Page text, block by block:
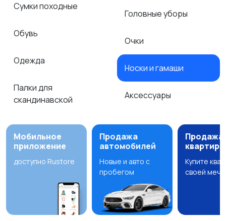
Сумки походные
Обувь
Одежда
Палки для
скандинавской
Головные уборы
Очки
Носки и гамаши
Аксессуары
Мобильное
приложение
доступно Rustore
Продажа
автомобилей
Новые и авто с
пробегом
Продажа
квартир
Купите
своей